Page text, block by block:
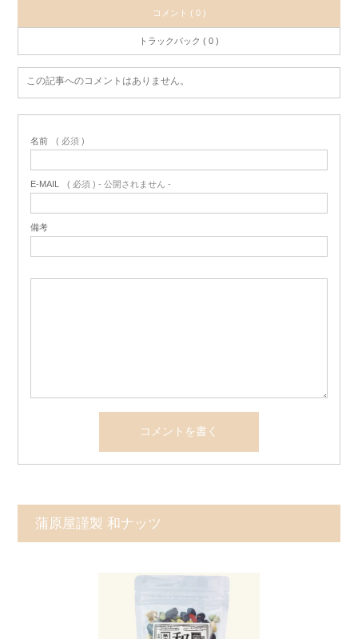
コメント ( 0 )
トラックバック ( 0 )
この記事へのコメントはありません。
名前 ( 必須 )
E-MAIL ( 必須 ) - 公開されません -
備考
蒲原屋謹製 和ナッツ